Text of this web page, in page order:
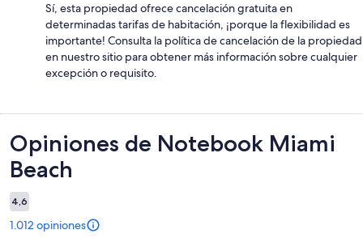
Sí, esta propiedad ofrece cancelación gratuita en
determinadas tarifas de habitación, ¡porque la flexibilidad es
importante! Consulta la política de cancelación de la propiedad
en nuestro sitio para obtener más información sobre cualquier
excepción o requisito.
Opiniones
Opiniones de Notebook Miami
Beach
4,6
1.012 opiniones